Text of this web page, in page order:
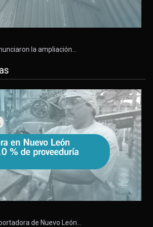
la ampliación…
de Nuevo León…